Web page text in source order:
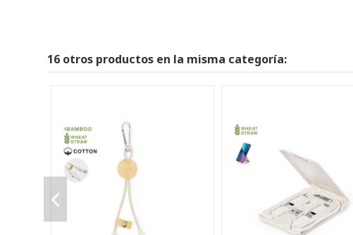
16 otros productos en la misma categoría: